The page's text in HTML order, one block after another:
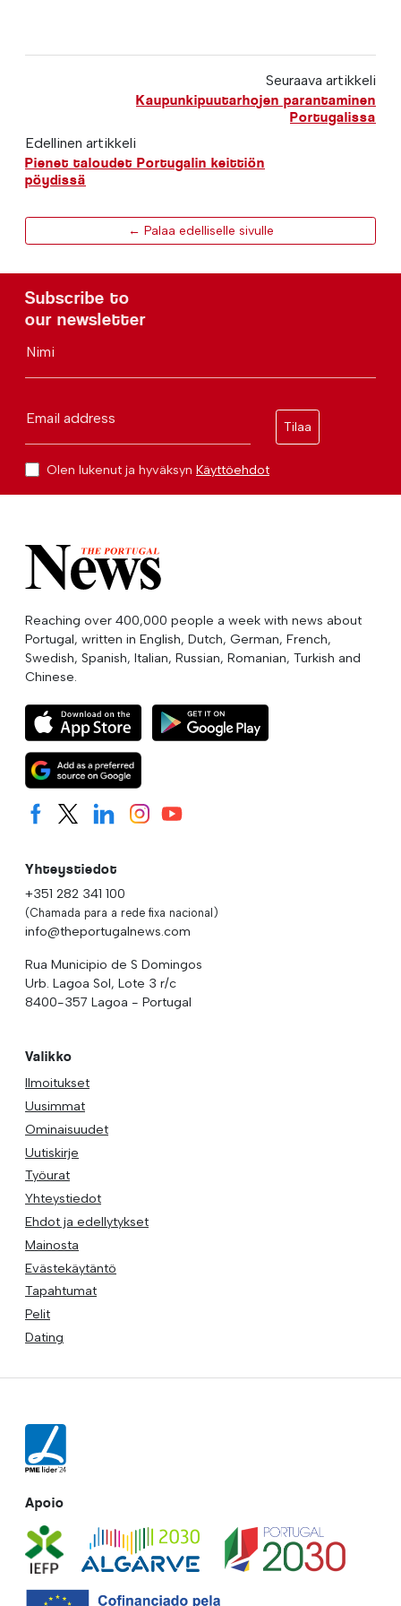
Seuraava artikkeli
Kaupunkipuutarhojen parantaminen
Portugalissa
Edellinen artikkeli
Pienet taloudet Portugalin keittiön
pöydissä
← Palaa edelliselle sivulle
Subscribe to
our newsletter
Nimi
Email address
Tilaa
Olen lukenut ja hyväksyn Käyttöehdot
Reaching over 400,000 people a week with news about
Portugal, written in English, Dutch, German, French,
Swedish, Spanish, Italian, Russian, Romanian, Turkish and
Chinese.
Yhteystiedot
+351 282 341 100
(Chamada para a rede fixa nacional)
info@theportugalnews.com
Rua Municipio de S Domingos
Urb. Lagoa Sol, Lote 3 r/c
8400-357 Lagoa - Portugal
Valikko
Ilmoitukset
Uusimmat
Ominaisuudet
Uutiskirje
Työurat
Yhteystiedot
Ehdot ja edellytykset
Mainosta
Evästekäytäntö
Tapahtumat
Pelit
Dating
Apoio